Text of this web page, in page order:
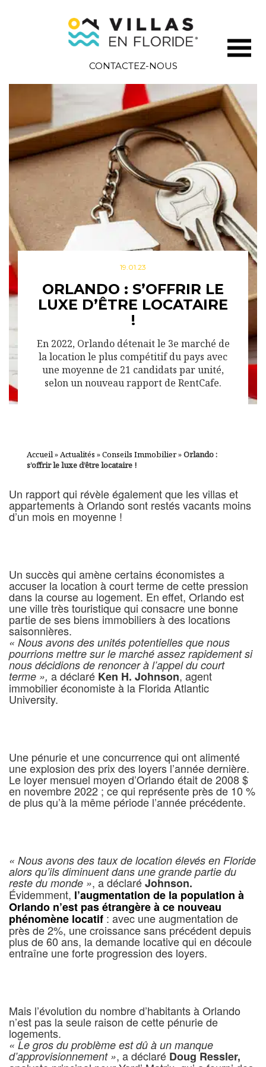
CONTACTEZ-NOUS
19.01.23
ORLANDO : S’OFFRIR LE
LUXE D’ÊTRE LOCATAIRE
!
En 2022, Orlando détenait le 3e marché de
la location le plus compétitif du pays avec
une moyenne de 21 candidats par unité,
selon un nouveau rapport de RentCafe.
Accueil»Actualités »Conseils Immobilier»Orlando :
s’offrir le luxe d’être locataire !
Un rapport qui révèle également que les villas et
appartements à Orlando sont restés vacants moins
d’un mois en moyenne !
Un succès qui amène certains économistes a
accuser la location à court terme de cette pression
dans la course au logement. En effet, Orlando est
une ville très touristique qui consacre une bonne
partie de ses biens immobiliers à des locations
saisonnières.
« Nous avons des unités potentielles que nous
pourrions mettre sur le marché assez rapidement si
nous décidions de renoncer à l’appel du court
terme », a déclaré Ken H. Johnson, agent
immobilier économiste à la Florida Atlantic
University.
Une pénurie et une concurrence qui ont alimenté
une explosion des prix des loyers l’année dernière.
Le loyer mensuel moyen d’Orlando était de 2008 $
en novembre 2022 ; ce qui représente près de 10 %
de plus qu’à la même période l’année précédente.
« Nous avons des taux de location élevés en Floride
alors qu’ils diminuent dans une grande partie du
reste du monde », a déclaréJohnson.
Évidemment, l’augmentation de la population à
Orlando n’est pas étrangère à ce nouveau
phénomène locatif : avec une augmentation de
près de 2%, une croissance sans précédent depuis
plus de 60 ans, la demande locative qui en découle
entraîne une forte progression des loyers.
Mais l’évolution du nombre d’habitants à Orlando
n’est pas la seule raison de cette pénurie de
logements.
« Le gros du problème est dû à un manque
d’approvisionnement », a déclaré Doug Ressler,